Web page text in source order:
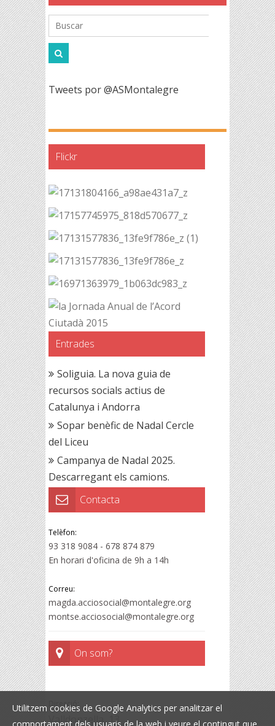
Tweets por @ASMontalegre
Flickr
Entrades
Soliguia. La nova guia de
recursos socials actius de
Catalunya i Andorra
Sopar benèfic de Nadal Cercle
del Liceu
Campanya de Nadal 2025.
Descarregant els camions.
Contacta
Telèfon:
93 318 9084 - 678 874 879
En horari d'oficina de 9h a 14h
Correu:
magda.acciosocial@montalegre.org
montse.acciosocial@montalegre.org
On som?
Direcció:
Valldonzella, 13
Utilitzem cookies de Google Analytics per analitzar el